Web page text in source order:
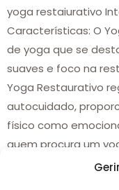
yoga restaiurativo
Características: O
de yoga que se
suaves e foco na
Yoga Restaurativo
autocuidado,
físico como
quem procura um